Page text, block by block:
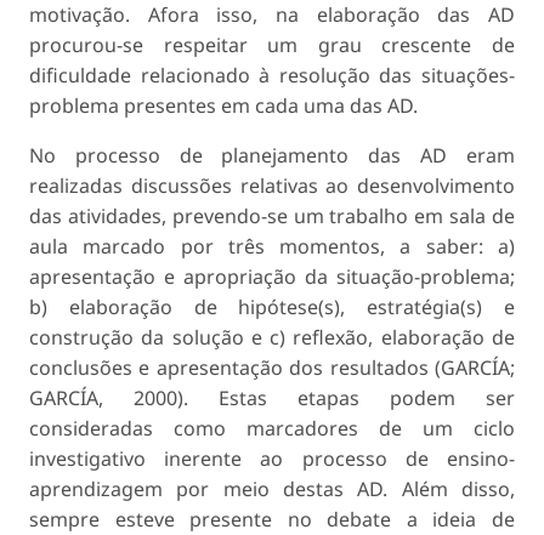
motivação. Afora isso, na elaboração das AD
procurou-se respeitar um grau crescente de
dificuldade relacionado à resolução das situações-
problema presentes em cada uma das AD.
No processo de planejamento das AD eram
realizadas discussões relativas ao desenvolvimento
das atividades, prevendo-se um trabalho em sala de
aula marcado por três momentos, a saber: a)
apresentação e apropriação da situação-problema;
b) elaboração de hipótese(s), estratégia(s) e
construção da solução e c) reflexão, elaboração de
conclusões e apresentação dos resultados (GARCÍA;
GARCÍA, 2000). Estas etapas podem ser
consideradas como marcadores de um ciclo
investigativo inerente ao processo de ensino-
aprendizagem por meio destas AD. Além disso,
sempre esteve presente no debate a ideia de